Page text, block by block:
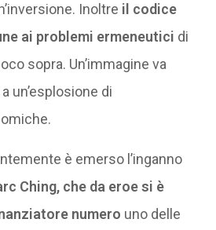
Inoltre il codice
ai problemi ermeneutici di
sopra. Un’immagine va
un’esplosione di
è emerso l’inganno
Ching, che da eroe si è
numero uno delle